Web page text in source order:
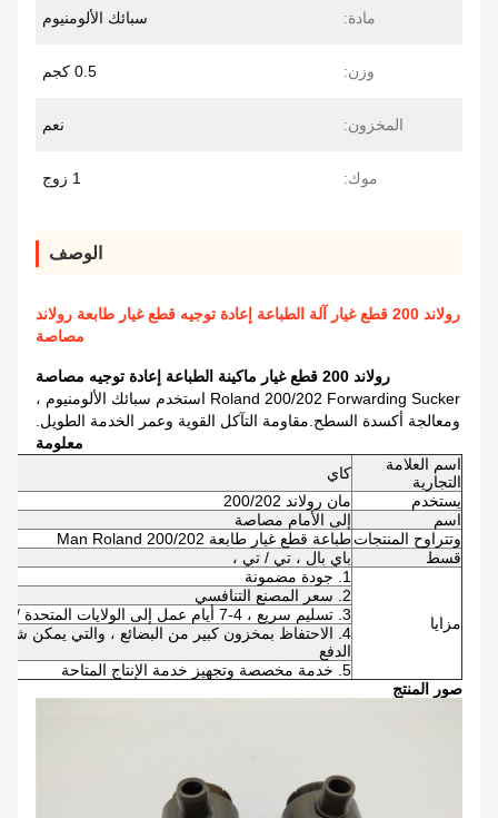
مادة: سبائك الألومنيوم
وزن: 0.5 كجم
المخزون: نعم
موك: 1 زوج
الوصف
رولاند 200 قطع غيار آلة الطباعة إعادة توجيه قطع غيار طابعة رولاند
مصاصة
رولاند 200 قطع غيار ماكينة الطباعة إعادة توجيه مصاصة
Roland 200/202 Forwarding Sucker استخدم سبائك الألومنيوم ،
ومعالجة أكسدة السطح.مقاومة التآكل القوية وعمر الخدمة الطويل.
معلومة
اسم العلامة
التجارية
كاي
يستخدم
مان رولاند 200/202
اسم
إلى الأمام مصاصة
وتتراوح المنتجاتطباعة قطع غيار طابعة Man Roland 200/202
قسط
باي بال ، تي / تي ،
مزايا
1. جودة مضمونة
2. سعر المصنع التنافسي
3. تسليم سريع ، 4-7 أيام عمل إلى الولايات المتحدة / المملكة المتحدة / الاتحاد الأفريقي
الدفع
5. خدمة مخصصة وتجهيز خدمة الإنتاج المتاحة
صور المنتج